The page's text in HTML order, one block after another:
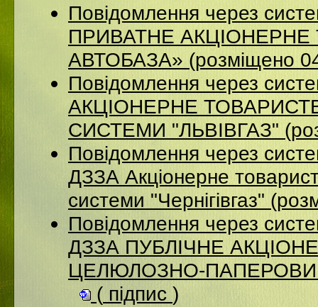
Повідомлення через
ПРИВАТНЕ АКЦІОНЕРНЕ
АВТОБАЗА» (розміщено
Повідомлення через
АКЦІОНЕРНЕ
СИСТЕМИ "ЛЬВІВГАЗ"
Повідомлення через
ДЗЗА Акціонерне
системи "Чернігівгаз"
Повідомлення через
ДЗЗА ПУБЛІЧНЕ
ЦЕЛЮЛОЗНО-ПАПЕРОВИЙ
( підпис )